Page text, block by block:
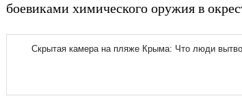
боевиками химического оружия в